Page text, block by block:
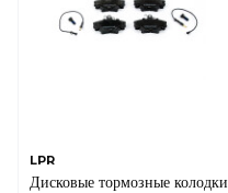
LPR
Дисковые тормозные колодки